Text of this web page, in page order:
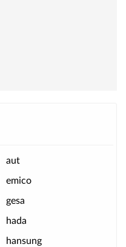
aut
emico
gesa
hada
hansung